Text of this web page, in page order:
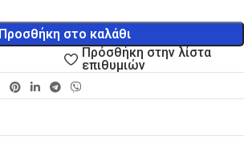
Προσθήκη στο καλάθι
Πρόσθήκη στην λίστα
επιθυμιών